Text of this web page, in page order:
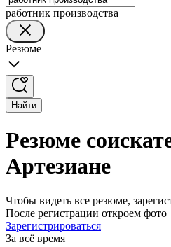
работник производства
Резюме
Найти
Резюме
Артезиане
Чтобы видеть все резюме,
После регистрации откроем фото
Зарегистрироваться
За всё время